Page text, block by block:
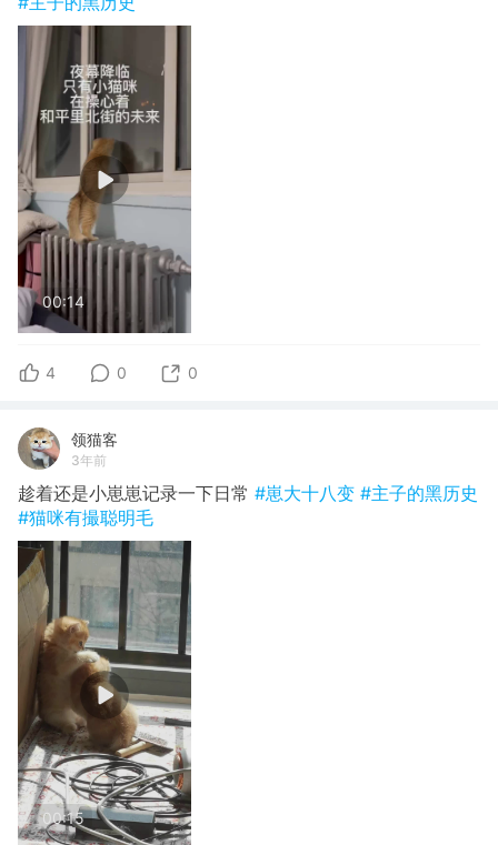
00:14
4 0 0
领猫客
3年前
趁着还是小崽崽记录一下日常 #崽大十八变 #主子的黑历史
#猫咪有撮聪明毛
00:15